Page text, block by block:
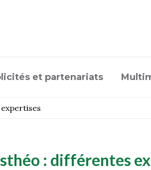
et partenariats
: différentes